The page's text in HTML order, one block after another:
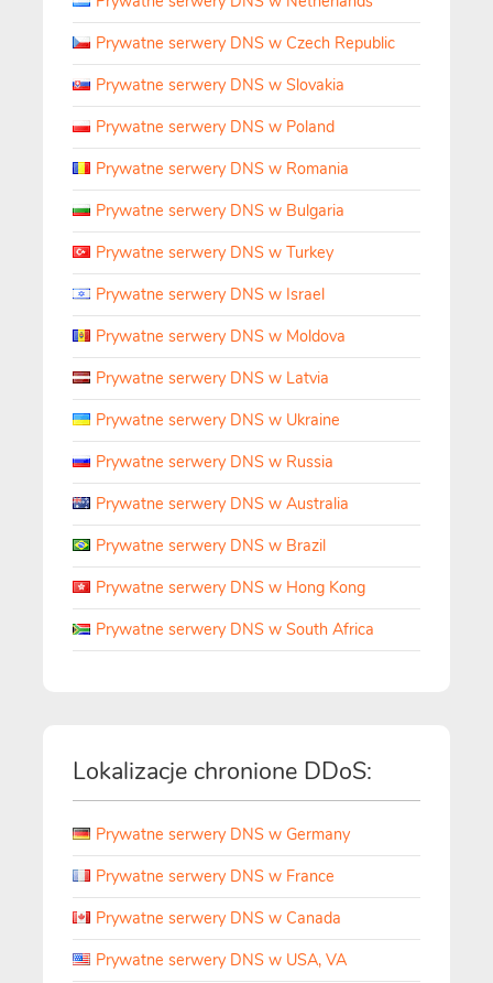
Prywatne serwery DNS w Czech Republic
Prywatne serwery DNS w Slovakia
Prywatne serwery DNS w Poland
Prywatne serwery DNS w Romania
Prywatne serwery DNS w Bulgaria
Prywatne serwery DNS w Turkey
Prywatne serwery DNS w Israel
Prywatne serwery DNS w Moldova
Prywatne serwery DNS w Latvia
Prywatne serwery DNS w Ukraine
Prywatne serwery DNS w Russia
Prywatne serwery DNS w Australia
Prywatne serwery DNS w Brazil
Prywatne serwery DNS w Hong Kong
Prywatne serwery DNS w South Africa
Lokalizacje chronione DDoS:
Prywatne serwery DNS w Germany
Prywatne serwery DNS w France
Prywatne serwery DNS w Canada
Prywatne serwery DNS w USA, VA